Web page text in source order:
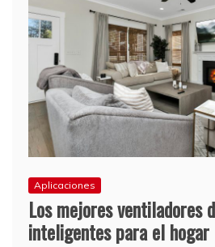
Aplicaciones
Los mejores ventiladores
inteligentes para el hogar